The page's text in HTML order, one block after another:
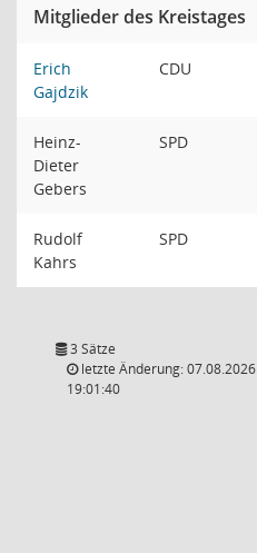
Mitglieder des Kreistages
Erich
Gajdzik
CDU
Heinz-
Dieter
Gebers
SPD
Rudolf
Kahrs
SPD
3 Sätze
letzte Änderung: 07.08.2026
19:01:40